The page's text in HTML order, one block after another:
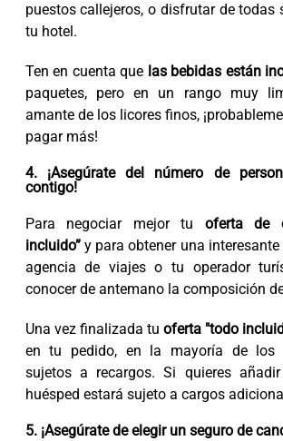
puestos callejeros, o disfrutar de todas
tu hotel.
Ten en cuenta que las bebidas están
paquetes, pero en un rango muy
amante de los licores finos,
pagar más!
4. ¡Asegúrate del número de
contigo!
Para negociar mejor tu oferta de
incluido”y para obtener una interesante
agencia de viajes o tu operador
conocer de antemano la composición
Una vez finalizada tu oferta "todo
en tu pedido, en la mayoría de los
sujetos a recargos. Si quieres
huésped estará sujeto a cargos
5. ¡Asegúrate de elegir un seguro de